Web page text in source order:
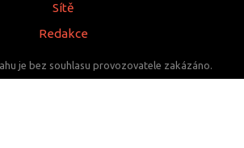
Sítě
Redakce
je bez souhlasu provozovatele zakázáno.